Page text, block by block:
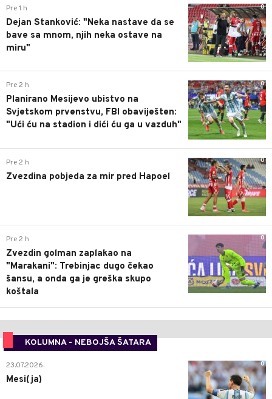
0
Pre 1 h
Dejan Stanković: "Neka nastave da se
bave sa mnom, njih neka ostave na
miru"
0
Pre 2 h
Planirano Mesijevo ubistvo na
Svjetskom prvenstvu, FBI obaviješten:
"Ući ću na stadion i dići ću ga u vazduh"
0
Pre 2 h
Zvezdina pobjeda za mir pred Hapoel
0
Pre 2 h
Zvezdin golman zaplakao na
"Marakani": Trebinjac dugo čekao
šansu, a onda ga je greška skupo
koštala
KOLUMNA - NEBOJŠA ŠATARA
0
23.07.2026.
Mesi(ja)